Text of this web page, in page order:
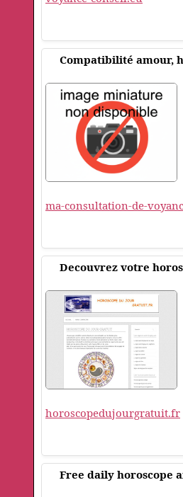
Compatibilité amour,
ma-consultation-de-
Decouvrez votre
horoscopedujourgratuit.fr
Free daily horoscope